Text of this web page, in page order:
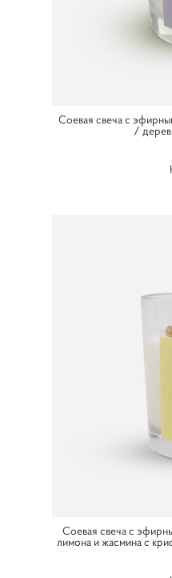
Соевая свеча с
/
Соевая свеча с
лимона и жасмина с